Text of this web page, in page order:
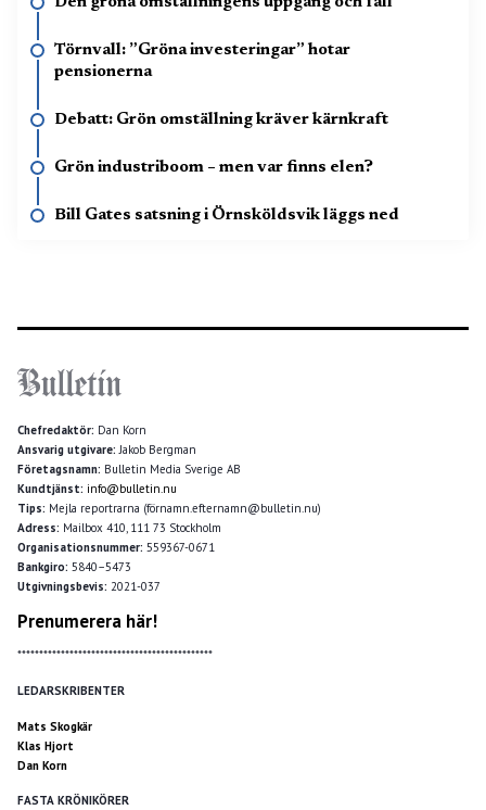
Törnvall: ”Gröna investeringar” hotar
pensionerna
Debatt: Grön omställning kräver kärnkraft
Grön industriboom – men var finns elen?
Bill Gates satsning i Örnsköldsvik läggs ned
Chefredaktör: Dan Korn
Ansvarig utgivare:Jakob Bergman
Företagsnamn: Bulletin Media Sverige AB
Kundtjänst: info@bulletin.nu
Tips: Mejla reportrarna (förnamn.efternamn@bulletin.nu)
Adress: Mailbox 410, 111 73 Stockholm
Organisationsnummer: 559367-0671
Bankgiro: 5840–5473
Utgivningsbevis: 2021-037
Prenumerera här!
*********************************************
LEDARSKRIBENTER
Mats Skogkär
Klas Hjort
Dan Korn
FASTA KRÖNIKÖRER